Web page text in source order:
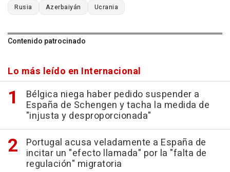
Rusia Azerbaiyán Ucrania
Contenido patrocinado
Lo más leído en Internacional
Bélgica niega haber pedido suspender a
España de Schengen y tacha la medida de
"injusta y desproporcionada"
Portugal acusa veladamente a España de
incitar un "efecto llamada" por la "falta de
regulación" migratoria